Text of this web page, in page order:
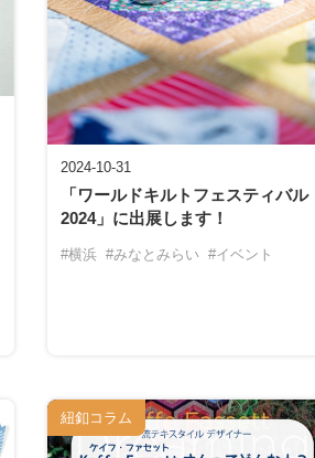
2024-10-31
「ワールドキルトフェスティバル
2024」に出展します！
#横浜 #みなとみらい #イベント
紐釦コラム